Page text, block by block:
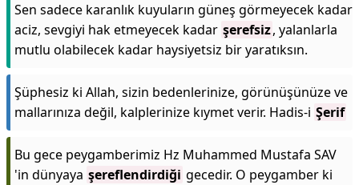
Sen sadece karanlık kuyuların güneş görmeyecek kadar
aciz, sevgiyi hak etmeyecek kadar şerefsiz, yalanlarla
mutlu olabilecek kadar haysiyetsiz bir yaratıksın.
Şüphesiz ki Allah, sizin bedenlerinize, görünüşünüze ve
mallarınıza değil, kalplerinize kıymet verir. Hadis-i Şerif
Bu gece peygamberimiz Hz Muhammed Mustafa SAV
'in dünyaya şereflendirdiği gecedir. O peygamber ki